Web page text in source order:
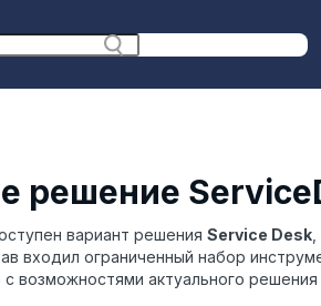
решение
вариант решения Service Desk
входил ограниченный набор
возможностями актуального решения